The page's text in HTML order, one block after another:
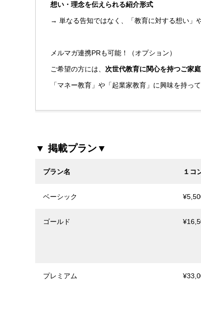
想い・理念を伝えられる紹介形式
→ 単なる告知ではなく、「教育に対する想い」
メルマガ連携PRも可能！（オプション）
ご希望の方には、 次世代教育に関心を持つご家
「マネー教育」や「起業家教育」に興味を持っ
▼ 掲載プラン▼
プラン名 １コ
ベーシック
ゴールド
プレミアム